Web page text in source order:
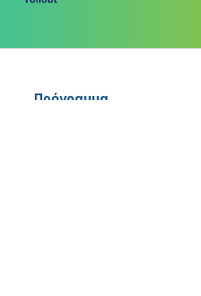
Πρόγραμμα